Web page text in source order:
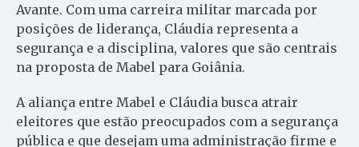
Avante. Com uma carreira militar marcada por
posições de liderança, Cláudia representa a
segurança e a disciplina, valores que são centrais
na proposta de Mabel para Goiânia.
A aliança entre Mabel e Cláudia busca atrair
eleitores que estão preocupados com a segurança
pública e que desejam uma administração firme e